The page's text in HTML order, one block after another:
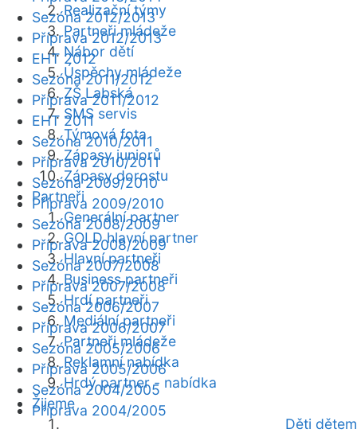
Realizační týmy
Partneři mládeže
Nábor dětí
Úspěchy mládeže
ZŠ Labská
SMS servis
Týmová fota
Zápasy juniorů
Zápasy dorostu
Partneři
Generální partner
GOLD hlavní partner
Hlavní partneři
Business partneři
Hrdí partneři
Mediální partneři
Partneři mládeže
Reklamní nabídka
Hrdý partner - nabídka
Žijeme
Děti dětem
Sezóna 2012/2013
Příprava 2012/2013
EHT 2012
Sezóna 2011/2012
Příprava 2011/2012
EHT 2011
Sezóna 2010/2011
Příprava 2010/2011
Sezóna 2009/2010
Příprava 2009/2010
Sezóna 2008/2009
Příprava 2008/2009
Sezóna 2007/2008
Příprava 2007/2008
Sezóna 2006/2007
Příprava 2006/2007
Sezóna 2005/2006
Příprava 2005/2006
Sezóna 2004/2005
Příprava 2004/2005